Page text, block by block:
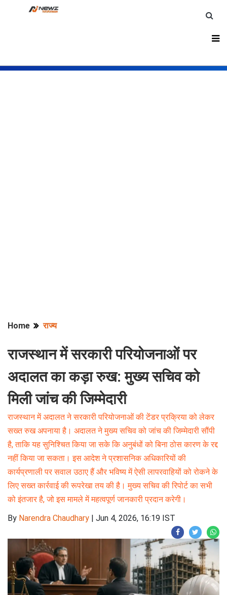
Home राज्य
राजस्थान में सरकारी परियोजनाओं पर
अदालत का कड़ा रुख: मुख्य सचिव को
मिली जांच की जिम्मेदारी
राजस्थान में अदालत ने सरकारी परियोजनाओं की टेंडर प्रक्रिया को लेकर
सख्त रुख अपनाया है। अदालत ने मुख्य सचिव को जांच की जिम्मेदारी सौंपी
है, ताकि यह सुनिश्चित किया जा सके कि अनुबंधों को बिना ठोस कारण के रद्द
नहीं किया जा सकता। इस आदेश ने प्रशासनिक अधिकारियों की
कार्यप्रणाली पर सवाल उठाए हैं और भविष्य में ऐसी लापरवाहियों को रोकने के
लिए सख्त कार्रवाई की रूपरेखा तय की है। मुख्य सचिव की रिपोर्ट का सभी
को इंतजार है, जो इस मामले में महत्वपूर्ण जानकारी प्रदान करेगी।
By Narendra Chaudhary | Jun 4, 2026, 16:19 IST